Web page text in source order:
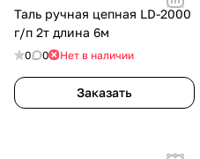
Таль ручная цепная LD-2000
г/п 2т длина 6м
0 0 Нет в наличии
Заказать